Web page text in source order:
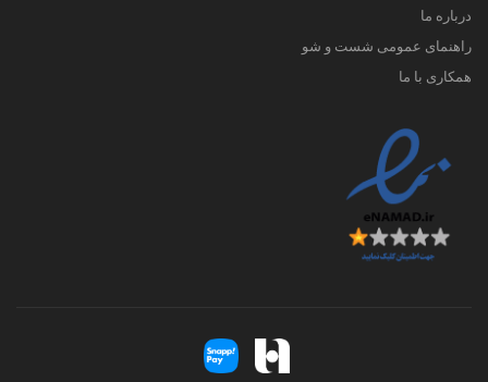
درباره ما
راهنمای عمومی شست و شو
همکاری با ما